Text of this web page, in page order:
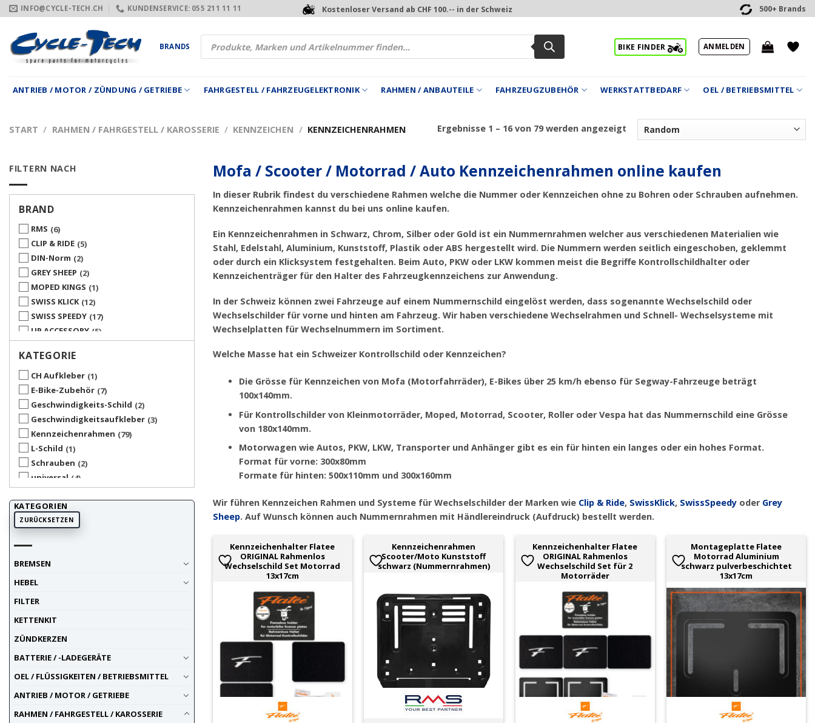
Zum
Inhalt
springen
INFO@CYCLE-TECH.CH KUNDENSERVICE: 055 211 11 11 Kostenloser Versand ab CHF 100.-- in der Schweiz 500+ Brands
BRANDS
Products
search
BIKE FINDER ANMELDEN
ANTRIEB / MOTOR / ZÜNDUNG / GETRIEBE FAHRGESTELL / FAHRZEUGELEKTRONIK RAHMEN / ANBAUTEILE FAHRZEUGZUBEHÖR WERKSTATTBEDARF OEL / BETRIEBSMITTEL
START / RAHMEN / FAHRGESTELL / KAROSSERIE / KENNZEICHEN / KENNZEICHENRAHMEN Ergebnisse 1 – 16 von 79 werden angezeigt
FILTERN NACH
BRAND
RMS
6
CLIP & RIDE 5
DIN-Norm
2
GREY SHEEP
2
MOPED KINGS 1
SWISS KLICK 12
SWISS SPEEDY 17
UP ACCESSORY 5
KATEGORIE
CH Aufkleber 1
E-Bike-Zubehör 7
Geschwindigkeits-Schild
2
Geschwindigkeitsaufkleber 3
Kennzeichenrahmen
79
L-Schild 1
Schrauben
2
universal
4
KATEGORIEN
ZURÜCKSETZEN
BREMSEN
HEBEL
FILTER
KETTENKIT
ZÜNDKERZEN
BATTERIE / -LADEGERÄTE
OEL / FLÜSSIGKEITEN / BETRIEBSMITTEL
ANTRIEB / MOTOR / GETRIEBE
RAHMEN / FAHRGESTELL / KAROSSERIE
Mofa / Scooter / Motorrad / Auto Kennzeichenrahmen online kaufen
In dieser Rubrik findest du verschiedene Rahmen welche die Nummer oder Kennzeichen ohne zu Bohren oder Schrauben aufnehmen.
Kennzeichenrahmen kannst du bei uns online kaufen.
Ein Kennzeichenrahmen in Schwarz, Chrom, Silber oder Gold ist ein Nummernrahmen welcher aus verschiedenen Materialien wie
Stahl, Edelstahl, Aluminium, Kunststoff, Plastik oder ABS hergestellt wird. Die Nummern werden seitlich eingeschoben, geklemmt
oder durch ein Klicksystem festgehalten. Beim Auto, PKW oder LKW kommen meist die Begriffe Kontrollschildhalter oder
Kennzeichenträger für den Halter des Fahrzeugkennzeichens zur Anwendung.
In der Schweiz können zwei Fahrzeuge auf einem Nummernschild eingelöst werden, dass sogenannte Wechselschild oder
Wechselschilder für vorne und hinten am Fahrzeug. Wir haben verschiedene Wechselrahmen und Schnell- Wechselsysteme mit
Wechselplatten für Wechselnummern im Sortiment.
Welche Masse hat ein Schweizer Kontrollschild oder Kennzeichen?
Die Grösse für Kennzeichen von Mofa (Motorfahrräder), E-Bikes über 25 km/h ebenso für Segway-Fahrzeuge beträgt
100x140mm.
Für Kontrollschilder von Kleinmotorräder, Moped, Motorrad, Scooter, Roller oder Vespa hat das Nummernschild eine Grösse
von 180x140mm.
Motorwagen wieAutos, PKW, LKW, Transporter und Anhänger gibt es ein für hinten ein langes oder ein hohes Format.
Format für vorne: 300x80mm
Formate für hinten: 500x110mm und 300x160mm
Wir führen Kennzeichen Rahmen und Systeme für Wechselschilder der Marken wie Clip & Ride, SwissKlick, SwissSpeedy oder Grey
Sheep. Auf Wunsch können auch Nummernrahmen mit Händlereindruck (Aufdruck) bestellt werden.
Kennzeichenhalter Flatee
ORIGINAL Rahmenlos
Wechselschild Set Motorrad
13x17cm
Kennzeichenrahmen
Scooter/Moto Kunststoff
schwarz (Nummernrahmen)
Kennzeichenhalter Flatee
ORIGINAL Rahmenlos
Wechselschild Set für 2
Motorräder
Montageplatte Flatee
Motorrad Aluminium
schwarz pulverbeschichtet
13x17cm